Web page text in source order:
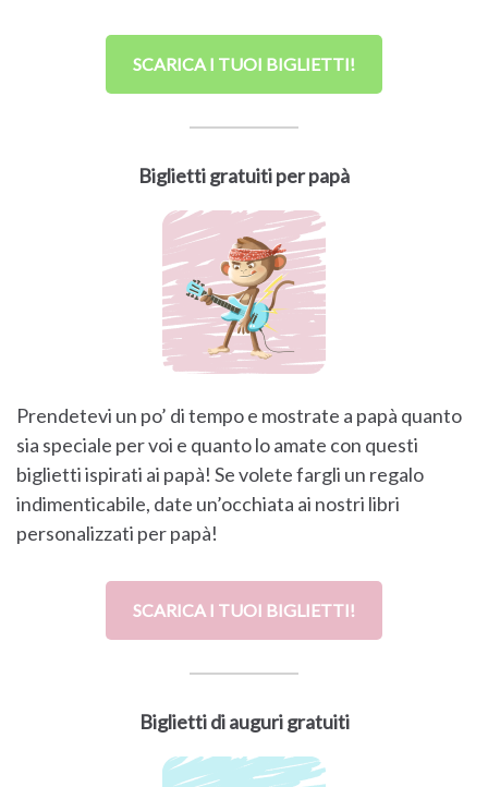
SCARICA I TUOI BIGLIETTI!
Biglietti gratuiti per papà
Prendetevi un po’ di tempo e mostrate a papà quanto
sia speciale per voi e quanto lo amate con questi
biglietti ispirati ai papà! Se volete fargli un regalo
indimenticabile, date un’occhiata ai nostri libri
personalizzati per papà!
SCARICA I TUOI BIGLIETTI!
Biglietti di auguri gratuiti